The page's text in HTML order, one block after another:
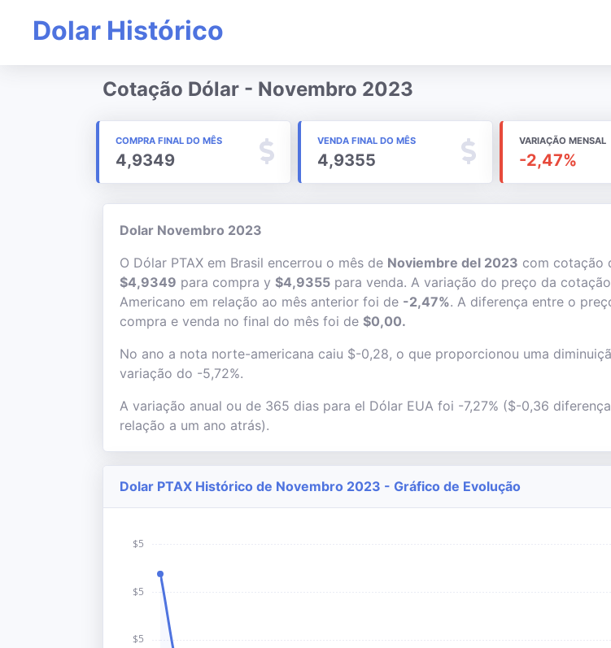
Dolar Histórico
Cotação Dólar - Novembro 2023
COMPRA FINAL DO MÊS
4,9349
VENDA FINAL DO MÊS
4,9355
VARIAÇÃO MENSAL
-2,47%
Dolar Novembro 2023
O Dólar PTAX em Brasil encerrou o mês de Noviembre del 2023 com cotação
$4,9349 para compra y $4,9355 para venda. A variação do preço da
Americano em relação ao mês anterior foi de -2,47%. A diferença entre o
compra e venda no final do mês foi de $0,00.
No ano a nota norte-americana caiu $-0,28, o que proporcionou uma
variação do -5,72%.
A variação anual ou de 365 dias para el Dólar EUA foi -7,27% ($-0,36
relação a um ano atrás).
Dolar PTAX Histórico de Novembro 2023 - Gráfico de Evolução